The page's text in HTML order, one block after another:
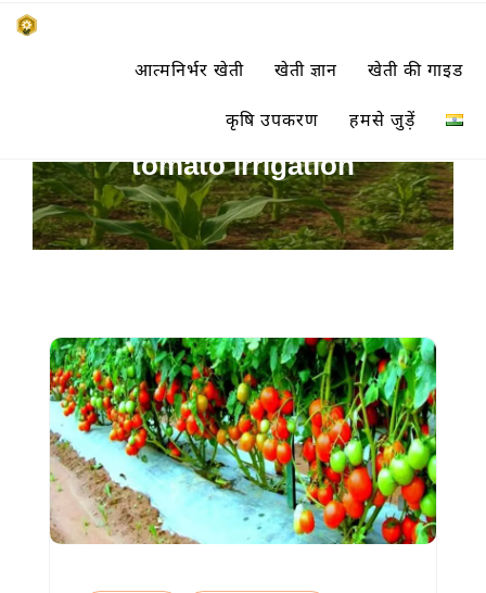
SUBSISTENCE FARMING
किसानों के साथ, किसानों के लिए
आत्मनिर्भर खेती खेती ज्ञान खेती की गाइड
कृषि उपकरण हमसे जुड़ें
tomato irrigation